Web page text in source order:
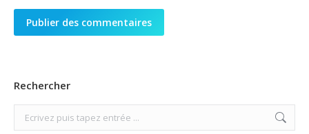
Publier des commentaires
Rechercher
Search: